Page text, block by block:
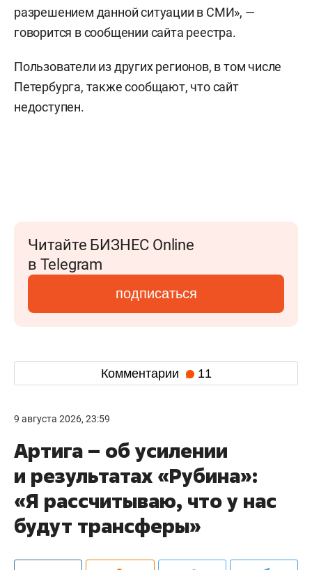
разрешением данной ситуации в СМИ», —
говорится в сообщении сайта реестра.
Пользователи из других регионов, в том числе
Петербурга, также сообщают, что сайт
недоступен.
Читайте БИЗНЕС Online
в Telegram
подписаться
Комментарии 11
9 августа 2026, 23:59
Артига – об усилении
и результатах «Рубина»:
«Я рассчитываю, что у нас
будут трансферы»